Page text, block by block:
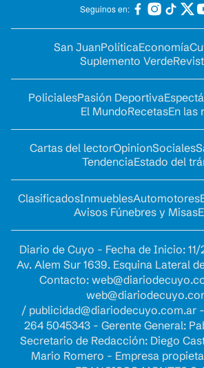
Seguinos en:
San JuanPolíticaEconomía
Suplemento Verde
PolicialesPasión Deportiva
El MundoRecetasEn las
Cartas del lectorOpinionSociales
TendenciaEstado del
ClasificadosInmueblesAutomotores
Avisos Fúnebres y Misas
Diario de Cuyo - Fecha de Inicio:
Av. Alem Sur 1639. Esquina Lateral
Contacto:
/ publicidad@diariodecuyo.com.ar-
264 5045343 - Gerente General:
Secretario de Redacción: Diego
Mario Romero - Empresa